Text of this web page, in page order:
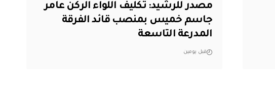
مصدر للرشيد: تكليف اللواء الركن عامر
جاسم خميس بمنصب قائد الفرقة
المدرعة التاسعة
قبل يومين